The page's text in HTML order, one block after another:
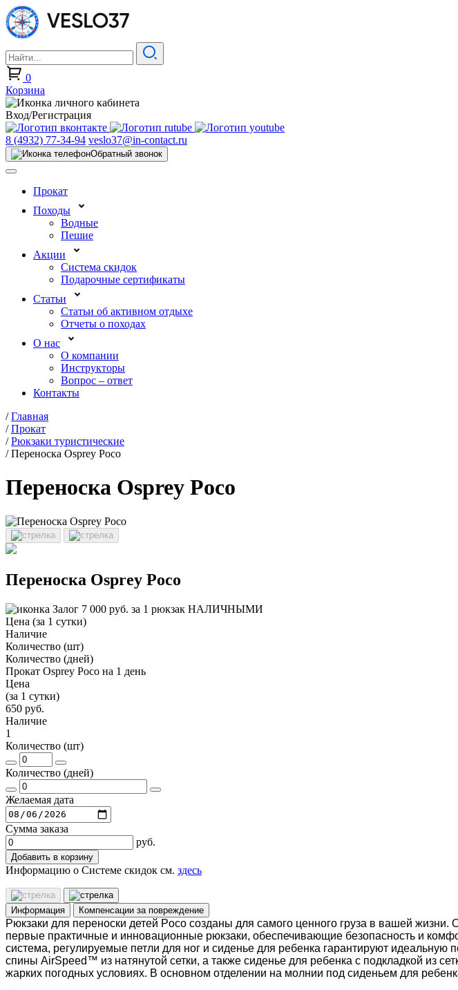
0
Корзина
Вход/Регистрация
8 (4932) 77-34-94 veslo37@in-contact.ru
Обратный звонок
Прокат
Походы
Водные
Пешие
Акции
Система скидок
Подарочные сертификаты
Статьи
Статьи об активном отдыхе
Отчеты о походах
О нас
О компании
Инструкторы
Вопрос – ответ
Контакты
/Главная
/Прокат
/Рюкзаки туристические
/Переноска Osprey Poco
Переноска Osprey Poco
Переноска Osprey Poco
Залог 7 000 руб. за 1 рюкзак НАЛИЧНЫМИ
Цена (за 1 сутки)
Наличие
Количество (шт)
Количество (дней)
Прокат Osprey Poco на 1 день
Цена
(за 1 сутки)
650 руб.
Наличие
1
Количество (шт)
Количество (дней)
Желаемая дата
Сумма заказа
руб.
Добавить в корзину
Информацию о Системе скидок см. здесь
Информация Компенсации за повреждение
Рюкзаки для переноски детей Poco созданы для самого ценного груза в вашей
первые практичные и инновационные рюкзаки, обеспечивающие безопасность и
система, регулируемые петли для ног и сиденье для ребенка гарантируют
спины AirSpeed™ из натянутой сетки, а также сиденье для ребенка с подкладкой из
жарких погодных условиях. В основном отделении на молнии под сиденьем для